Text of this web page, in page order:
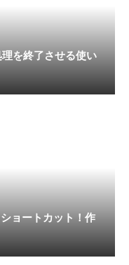
を終了させる使い
ョートカット！作